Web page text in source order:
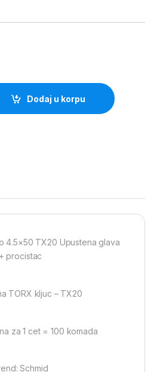
upustena glava + procistac
Dodaj u korpu
4.5×50 TX20 Upustena glava
+ procistac
TORX kljuc – TX20
za 1 cet = 100 komada
Schmid